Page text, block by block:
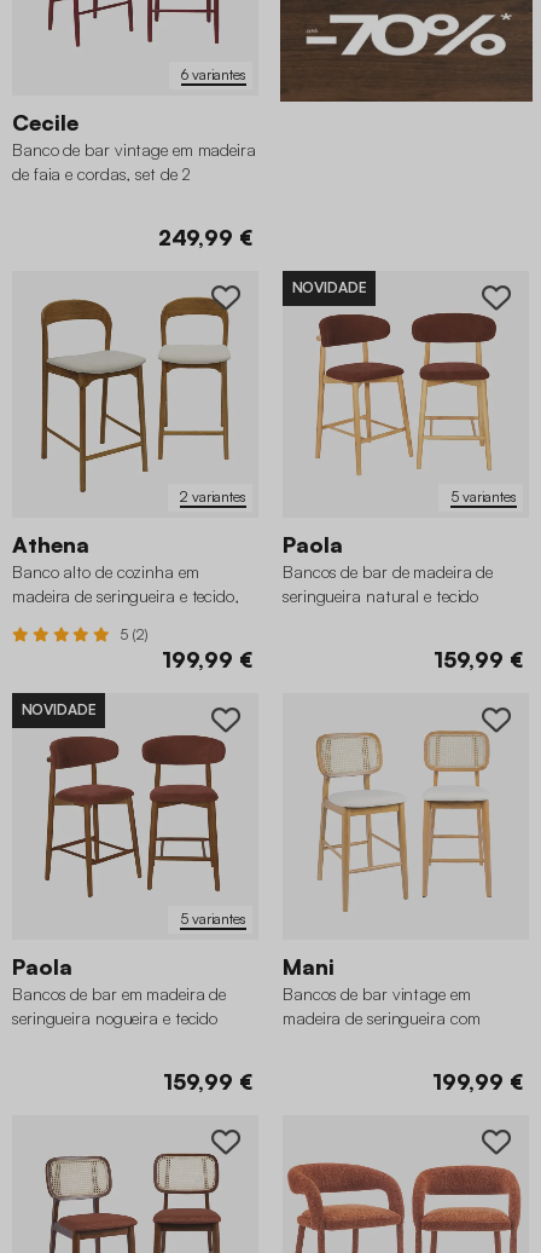
6 variantes
Cecile
Banco de bar vintage em madeira
de faia e cordas, set de 2
249,99 €
2 variantes
Athena
Banco alto de cozinha em
madeira de seringueira e tecido,
5 (2)
199,99 €
5 variantes
NOVIDADE
Paola
Bancos de bar de madeira de
seringueira natural e tecido
159,99 €
5 variantes
NOVIDADE
Paola
Bancos de bar em madeira de
seringueira nogueira e tecido
159,99 €
Mani
Bancos de bar vintage em
madeira de seringueira com
199,99 €